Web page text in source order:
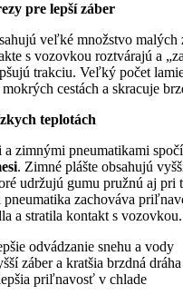
pre lepší záber
veľké množstvo malých
s vozovkou roztvárajú a
trakciu. Veľký počet
cestách a skracuje
teplotách
zimnými pneumatikami
. Zimné plášte obsahujú
udržujú gumu pružnú aj pri
pneumatika zachováva
a stratila kontakt s vozovkou.
odvádzanie snehu a vody
záber a kratšia brzdná dráha
priľnavosť v chlade